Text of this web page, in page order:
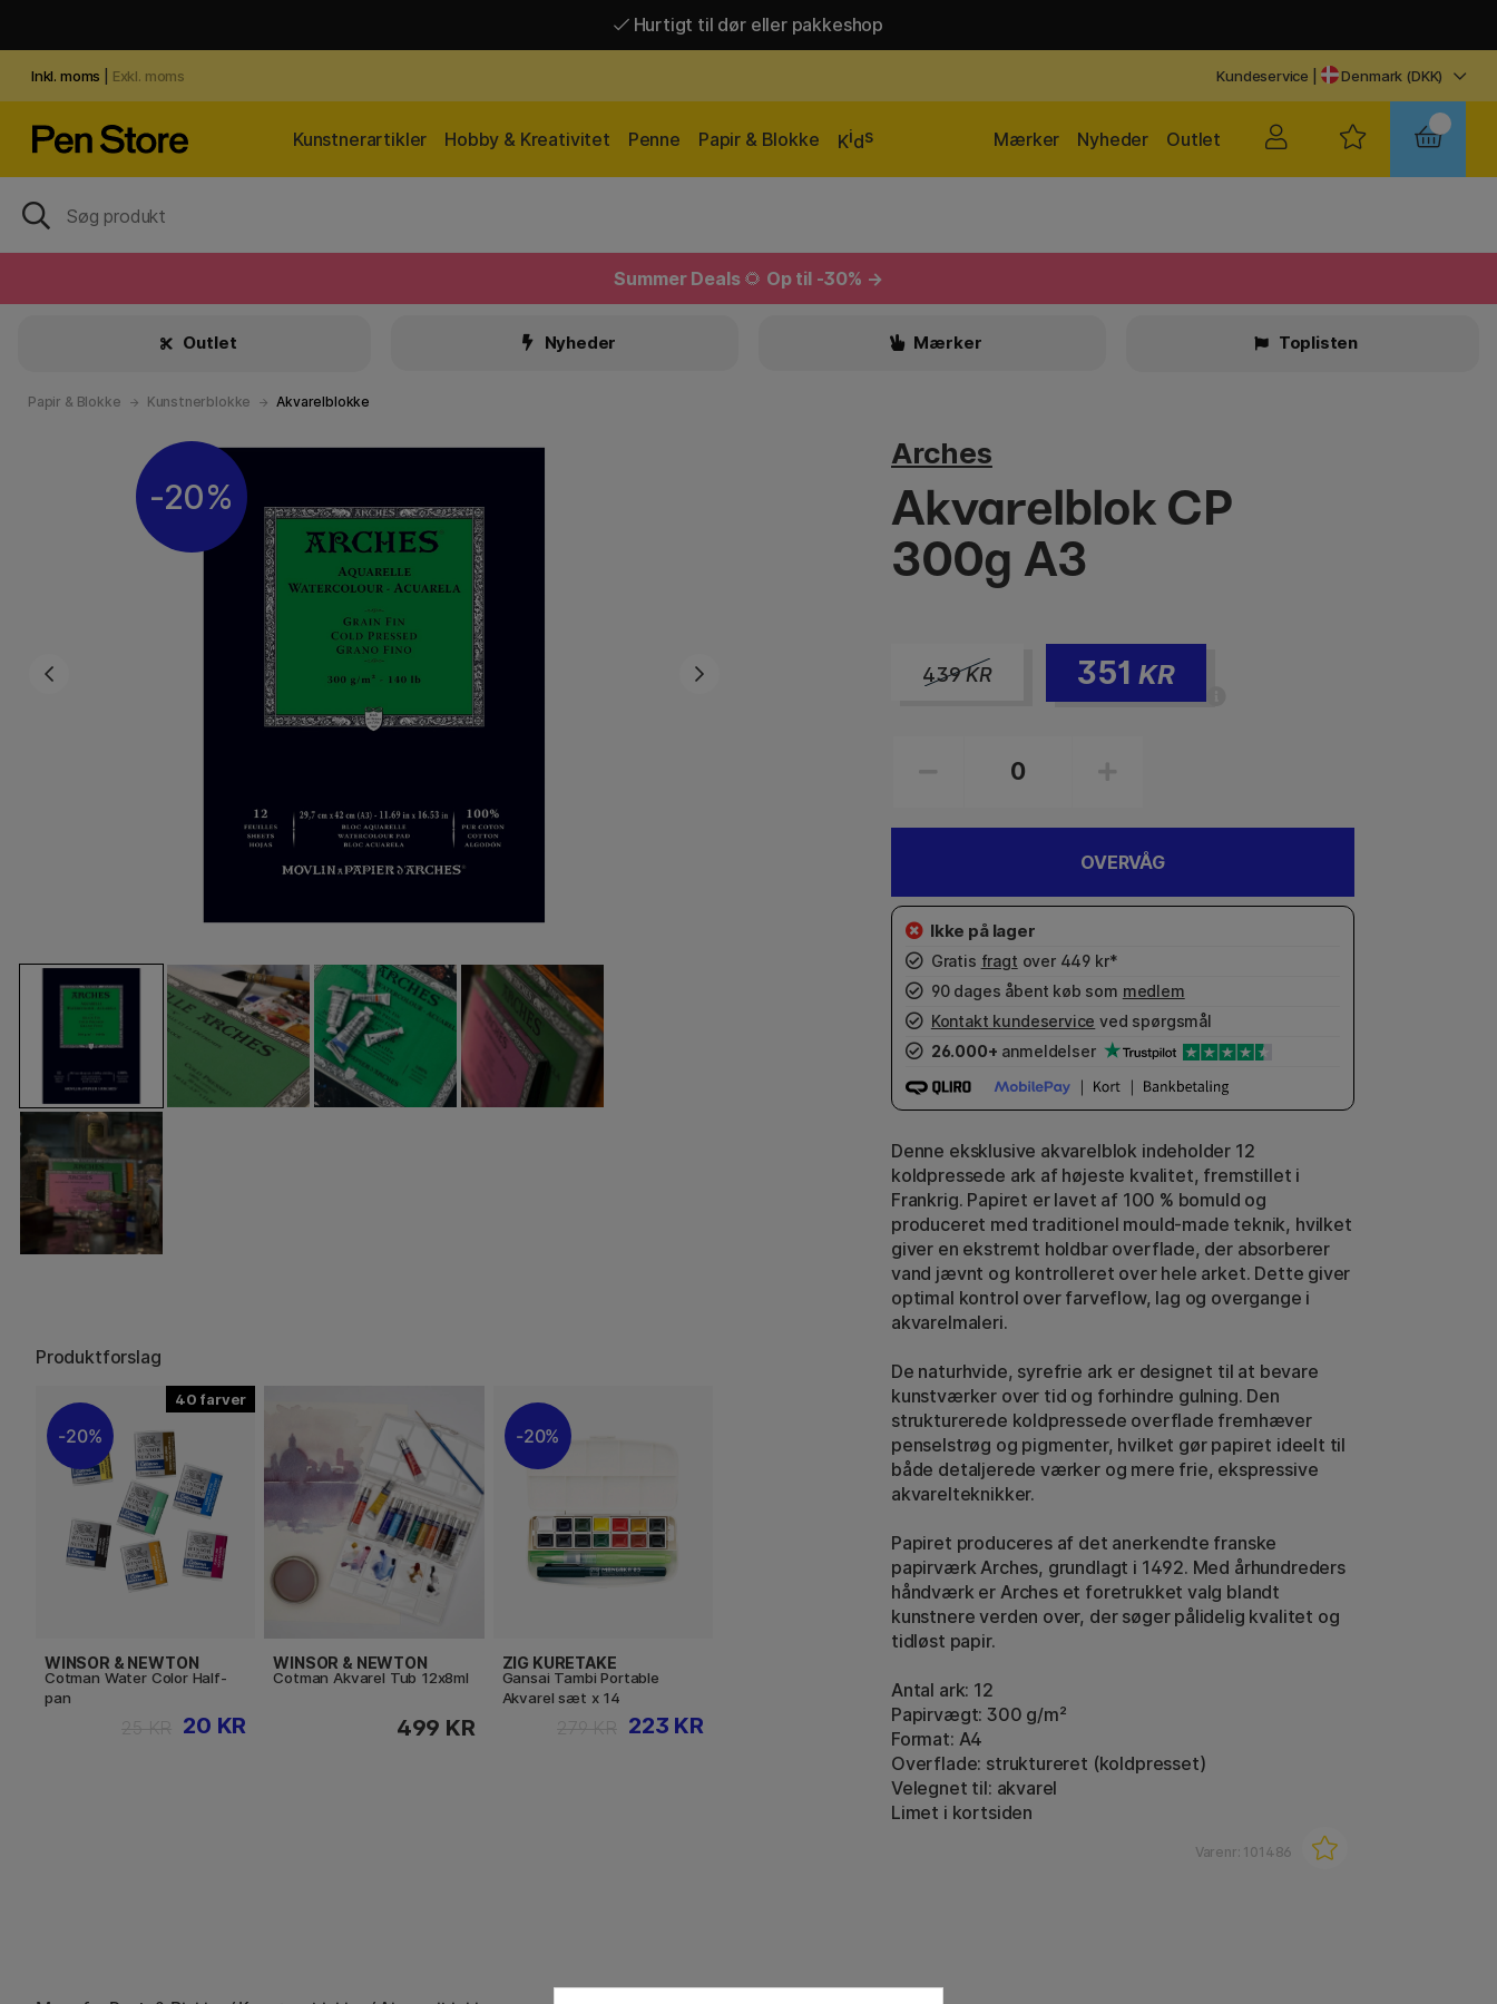
Hurtigt til dør eller pakkeshop
Inkl. moms Exkl. moms Kundeservice Denmark (DKK)
Kunstnerartikler Hobby & Kreativitet Penne Papir & Blokke Kids Outlet
Nyheder
Mærker
Summer Deals 🌻 Op til -30% →
Outlet Nyheder Mærker Toplisten
Papir & Blokke Kunstnerblokke Akvarelblokke
20%
Produktforslag
40
20%
WINSOR & NEWTON
Cotman Water Color Half-
pan
20 KR
WINSOR & NEWTON
Cotman Akvarel Tub 12x8ml
499 KR
20%
ZIG KURETAKE
Gansai Tambi Portable
Akvarel sæt x 14
223 KR
Arches
Akvarelblok CP
300g A3
439KR 351 KR
OVERVÅG
Gratis fragt over 449 kr*
90 dages åbent køb som medlem
Kontakt kundeservice ved spørgsmål
26.000+ anmeldelser
Denne eksklusive akvarelblok indeholder 12
koldpressede ark af højeste kvalitet, fremstillet i
Frankrig. Papiret er lavet af 100 % bomuld og
produceret med traditionel mould-made teknik, hvilket
giver en ekstremt holdbar overflade, der absorberer
vand jævnt og kontrolleret over hele arket. Dette giver
optimal kontrol over farveflow, lag og overgange i
akvarelmaleri.
De naturhvide, syrefrie ark er designet til at bevare
kunstværker over tid og forhindre gulning. Den
strukturerede koldpressede overflade fremhæver
penselstrøg og pigmenter, hvilket gør papiret ideelt til
både detaljerede værker og mere frie, ekspressive
akvarelteknikker.
Papiret produceres af det anerkendte franske
papirværk Arches, grundlagt i 1492. Med århundreders
håndværk er Arches et foretrukket valg blandt
kunstnere verden over, der søger pålidelig kvalitet og
tidløst papir.
Antal ark: 12
Papirvægt: 300 g/m²
Format: A4
Overflade: struktureret (koldpresset)
Velegnet til: akvarel
Limet i kortsiden
Varenr: 101486